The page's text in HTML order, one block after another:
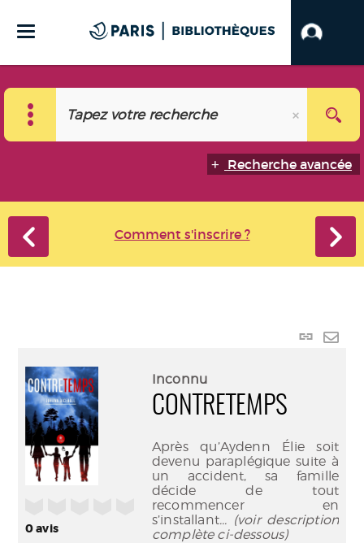
Recherche avancée
Comment s'inscrire ?
Lien
0avis
Inconnu
CONTRETEMPS
Après qu’Aydenn Élie soit
devenu paraplégique suite à
un accident, sa famille
décide de tout
recommencer en
s’installant... (voir description
complète ci-dessous)